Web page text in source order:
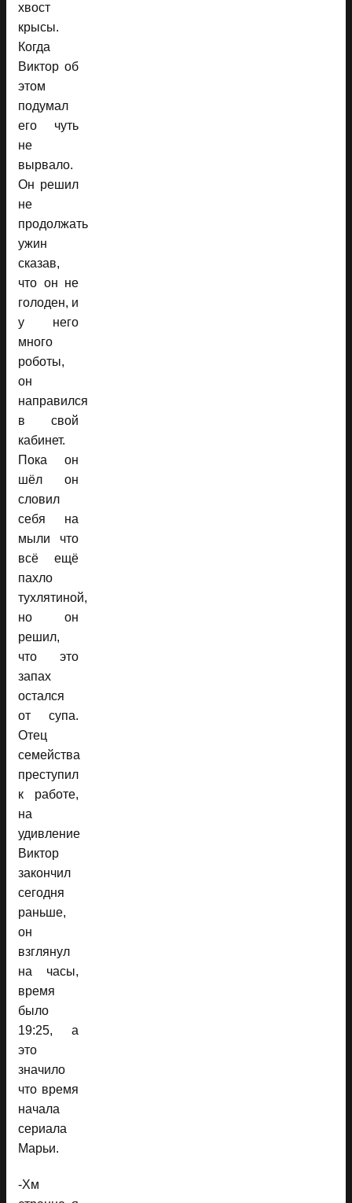
хвост
крысы.
Когда
Виктор об
этом
подумал
его чуть
не
вырвало.
Он решил
не
продолжать
ужин
сказав,
что он не
голоден, и
у него
много
роботы,
он
направился
в свой
кабинет.
Пока он
шёл он
словил
себя на
мыли что
всё ещё
пахло
тухлятиной,
но он
решил,
что это
запах
остался
от супа.
Отец
семейства
преступил
к работе,
на
удивление
Виктор
закончил
сегодня
раньше,
он
взглянул
на часы,
время
было
19:25, а
это
значило
что время
начала
сериала
Марьи.
-Хм